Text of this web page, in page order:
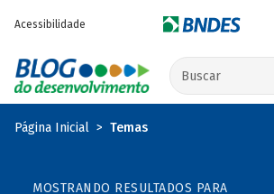
Acessibilidade
Buscar no site
Página Inicial Temas
MOSTRANDO RESULTADOS PARA